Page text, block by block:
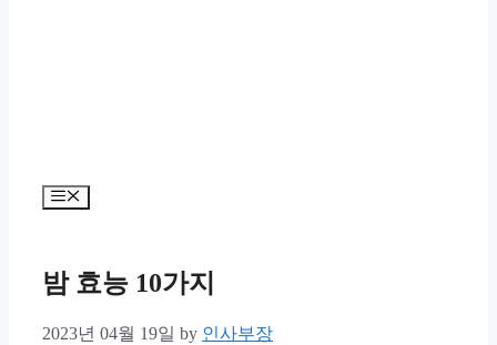
Menu
밤 효능 10가지
2023년 04월 19일 by 인사부장